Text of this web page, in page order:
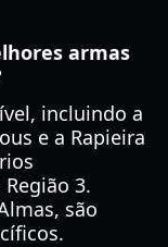
armas
incluindo a
e a Rapieira
3.
são